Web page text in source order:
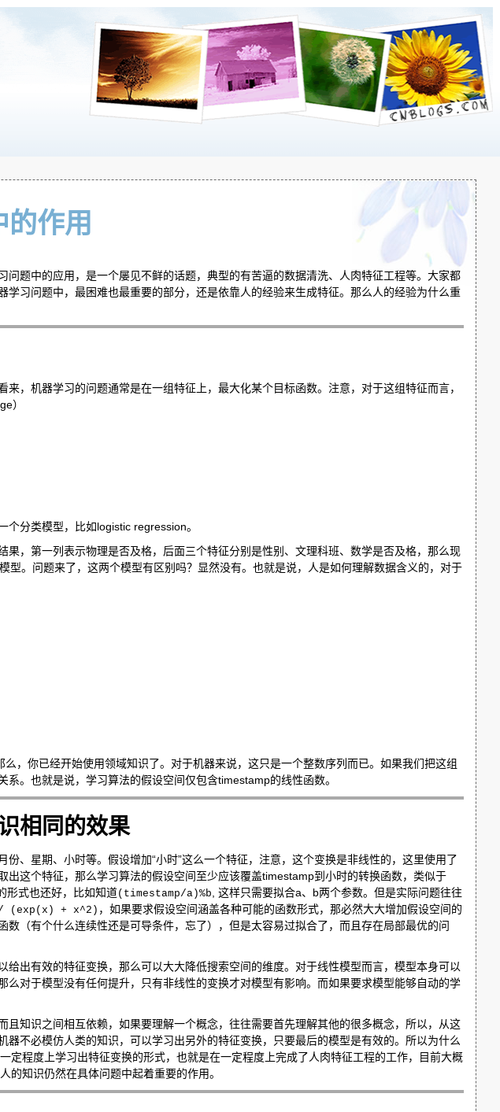
作用
题中的应用，是一个屡见不鲜的话题，典型的有苦逼的数据清洗、人肉特征工程等。大家都
习问题中，最困难也最重要的部分，还是依靠人的经验来生成特征。那么人的经验为什么重
，机器学习的问题通常是在一组特征上，最大化某个目标函数。注意，对于这组特征而言，
）
分类模型，比如logistic regression。
，第一列表示物理是否及格，后面三个特征分别是性别、文理科班、数学是否及格，那么现
。问题来了，这两个模型有区别吗？显然没有。也就是说，人是如何理解数据含义的，对于
，你已经开始使用领域知识了。对于机器来说，这只是一个整数序列而已。如果我们把这组
。也就是说，学习算法的假设空间仅包含timestamp的线性函数。
相同的效果
、星期、小时等。假设增加“小时”这么一个特征，注意，这个变换是非线性的，这里使用了
这个特征，那么学习算法的假设空间至少应该覆盖timestamp到小时的转换函数，类似于
形式也还好，比如知道(timestamp/a)%b , 这样只需要拟合a、b两个参数。但是实际问题往往
+ x^2) ，如果要求假设空间涵盖各种可能的函数形式，那必然大大增加假设空间的
（有个什么连续性还是可导条件，忘了），但是太容易过拟合了，而且存在局部最优的问
出有效的特征变换，那么可以大大降低搜索空间的维度。对于线性模型而言，模型本身可以
对于模型没有任何提升，只有非线性的变换才对模型有影响。而如果要求模型能够自动的学
知识之间相互依赖，如果要理解一个概念，往往需要首先理解其他的很多概念，所以，从这
不必模仿人类的知识，可以学习出另外的特征变换，只要最后的模型是有效的。所以为什么
程度上学习出特征变换的形式，也就是在一定程度上完成了人肉特征工程的工作，目前大概
知识仍然在具体问题中起着重要的作用。